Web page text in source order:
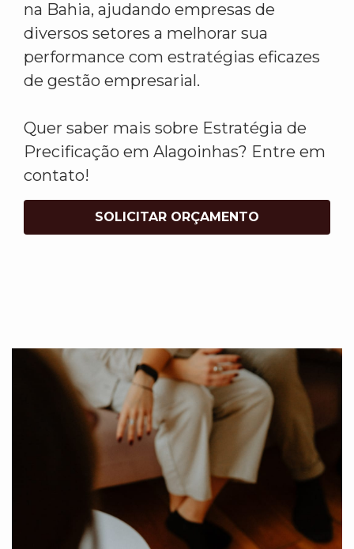
na Bahia, ajudando empresas de
diversos setores a melhorar sua
performance com estratégias eficazes
de gestão empresarial.
Quer saber mais sobre Estratégia de
Precificação em Alagoinhas? Entre em
contato!
SOLICITAR ORÇAMENTO